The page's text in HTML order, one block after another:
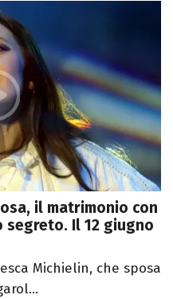
il matrimonio con
Il 12 giugno
Michielin, che sposa